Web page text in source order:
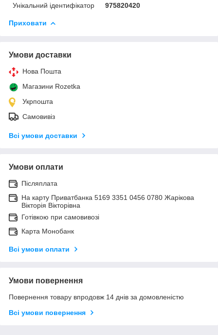
Унікальний ідентифікатор
975820420
Приховати
Умови доставки
Нова Пошта
Магазини Rozetka
Укрпошта
Самовивіз
Всі умови доставки
Умови оплати
Післяплата
На карту Приватбанка 5169 3351 0456 0780 Жарікова
Вікторія Вікторівна
Готівкою при самовивозі
Карта Монобанк
Всі умови оплати
Умови повернення
Повернення товару впродовж 14 днів за домовленістю
Всі умови повернення